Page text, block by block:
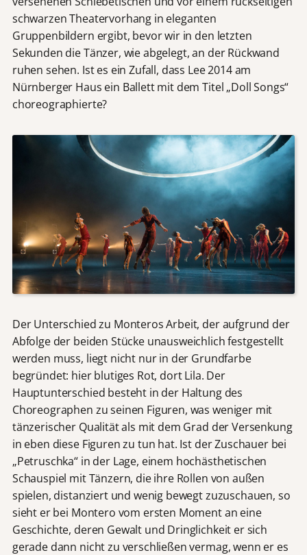
schwarzen Theatervorhang in eleganten
Gruppenbildern ergibt, bevor wir in den letzten
Sekunden die Tänzer, wie abgelegt, an der Rückwand
ruhen sehen. Ist es ein Zufall, dass Lee 2014 am
Nürnberger Haus ein Ballett mit dem Titel „Doll Songs“
choreographierte?
Der Unterschied zu Monteros Arbeit, der aufgrund der
Abfolge der beiden Stücke unausweichlich festgestellt
werden muss, liegt nicht nur in der Grundfarbe
begründet: hier blutiges Rot, dort Lila. Der
Hauptunterschied besteht in der Haltung des
Choreographen zu seinen Figuren, was weniger mit
tänzerischer Qualität als mit dem Grad der Versenkung
in eben diese Figuren zu tun hat. Ist der Zuschauer bei
„Petruschka“ in der Lage, einem hochästhetischen
Schauspiel mit Tänzern, die ihre Rollen von außen
spielen, distanziert und wenig bewegt zuzuschauen, so
sieht er bei Montero vom ersten Moment an eine
Geschichte, deren Gewalt und Dringlichkeit er sich
gerade dann nicht zu verschließen vermag, wenn er es